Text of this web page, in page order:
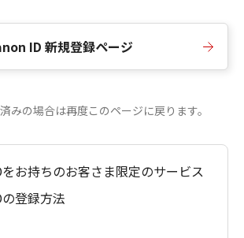
ID 新規登録ページ
みの場合は再度このページに戻ります。
お持ちのお客さま限定のサービス
登録方法